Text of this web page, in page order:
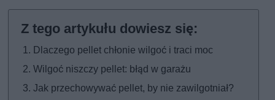
Dlaczego pellet chłonie wilgoć i traci moc
Wilgoć niszczy pellet: błąd w garażu
Jak przechowywać pellet, by nie zawilgotniał?